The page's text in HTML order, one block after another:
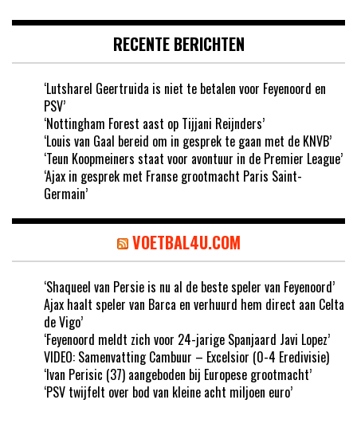
RECENTE BERICHTEN
‘Lutsharel Geertruida is niet te betalen voor Feyenoord en
PSV’
‘Nottingham Forest aast op Tijjani Reijnders’
‘Louis van Gaal bereid om in gesprek te gaan met de KNVB’
‘Teun Koopmeiners staat voor avontuur in de Premier League’
‘Ajax in gesprek met Franse grootmacht Paris Saint-
Germain’
VOETBAL4U.COM
‘Shaqueel van Persie is nu al de beste speler van Feyenoord’
Ajax haalt speler van Barca en verhuurd hem direct aan Celta
de Vigo’
‘Feyenoord meldt zich voor 24-jarige Spanjaard Javi Lopez’
VIDEO: Samenvatting Cambuur – Excelsior (0-4 Eredivisie)
‘Ivan Perisic (37) aangeboden bij Europese grootmacht’
‘PSV twijfelt over bod van kleine acht miljoen euro’